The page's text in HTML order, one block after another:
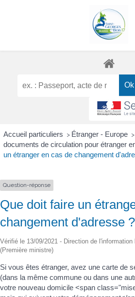
Accueil particuliers > Étranger - Europe >
documents de circulation pour étranger
un étranger en cas de changement
Question-réponse
Que doit faire un
changement d'adresse ?
Vérifié le 13/09/2021 - Direction de
(Première ministre)
Si vous êtes étranger, avez une carte de
(dans la même commune ou dans une
votre nouveau domicile <span